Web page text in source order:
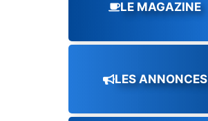
LE MAGAZINE
LES ANNONCES